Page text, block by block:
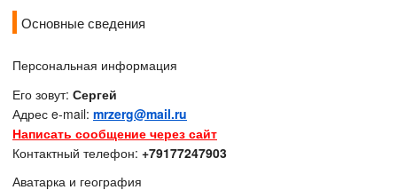
Основные сведения
Персональная информация
Его зовут: Сергей
Адрес e-mail: mrzerg@mail.ru
Написать сообщение через сайт
Контактный телефон: +79177247903
Аватарка и география